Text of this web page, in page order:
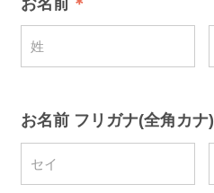
お名前 フリガナ(全角カナ)